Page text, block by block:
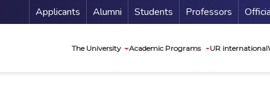
Menu Secundario
Applicants Alumni Students Professors
The University Academic Programs UR international